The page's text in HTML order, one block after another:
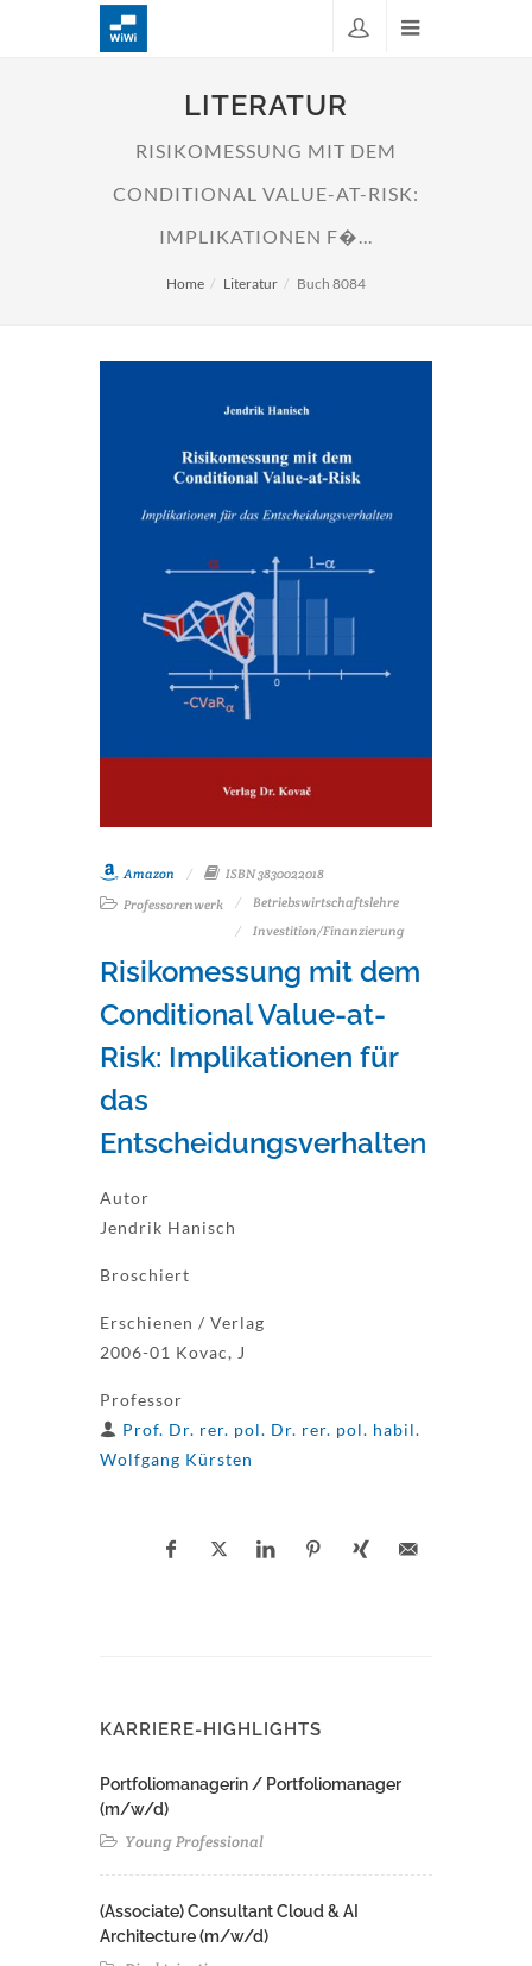
LITERATUR
RISIKOMESSUNG MIT DEM
CONDITIONAL VALUE-AT-RISK:
IMPLIKATIONEN F�...
Home Literatur Buch 8084
Amazon
ISBN 3830022018
Professorenwerk
Betriebswirtschaftslehre
Investition/Finanzierung
Risikomessung mit dem
Conditional Value-at-
Risk: Implikationen für
das
Entscheidungsverhalten
Autor
Jendrik Hanisch
Broschiert
Erschienen / Verlag
2006-01 Kovac, J
Professor
Prof. Dr. rer. pol. Dr. rer. pol. habil.
Wolfgang Kürsten
KARRIERE-HIGHLIGHTS
Portfoliomanagerin / Portfoliomanager
(m/w/d)
Young Professional
(Associate) Consultant Cloud & AI
Architecture (m/w/d)​ ​